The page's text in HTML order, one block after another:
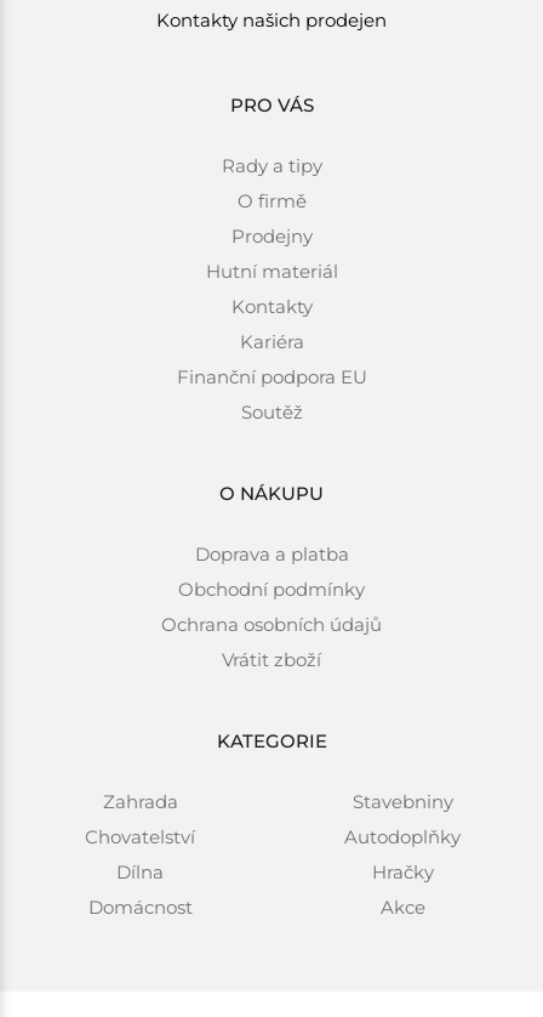
Kontakty našich prodejen
PRO VÁS
Rady a tipy
O firmě
Prodejny
Hutní materiál
Kontakty
Kariéra
Finanční podpora EU
Soutěž
O NÁKUPU
Doprava a platba
Obchodní podmínky
Ochrana osobních údajů
Vrátit zboží
KATEGORIE
Zahrada
Chovatelství
Dílna
Domácnost
Stavebniny
Autodoplňky
Hračky
Akce